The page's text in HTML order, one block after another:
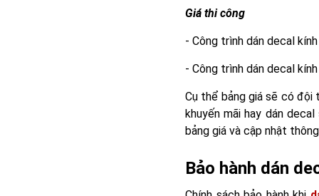
Giá thi công
- Công trình dán decal
- Công trình dán decal
Cụ thể bảng giá sẽ có
khuyến mãi hay dán
bảng giá và cập nhật
Bảo hành dán